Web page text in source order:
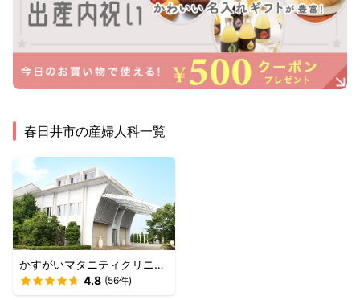
春日井市の産婦人科一覧
かすがいマタニティクリニッ
ク
4.8 (56件)